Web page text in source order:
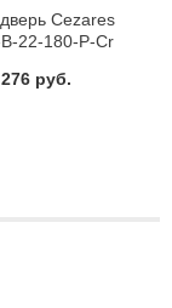
Cezares
22-180-P-Cr
руб.